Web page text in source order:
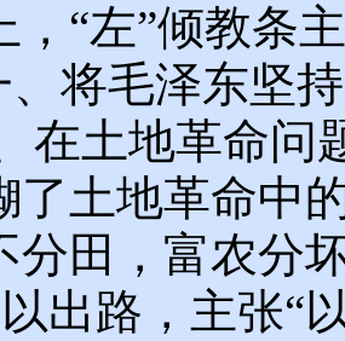
，“左”倾教条
将毛泽东坚
在土地革命问
了土地革命中
分田，富农分
出路，主张“